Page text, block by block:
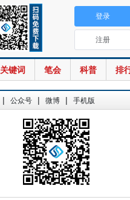
关键词 笔会 科普 排
登录
注册
| 公众号 | 微博 | 手机版